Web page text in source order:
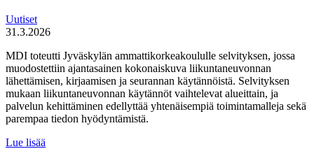
Uutiset
31.3.2026
MDI toteutti Jyväskylän ammattikorkeakoululle selvityksen, jossa
muodostettiin ajantasainen kokonaiskuva liikuntaneuvonnan
lähettämisen, kirjaamisen ja seurannan käytännöistä. Selvityksen
mukaan liikuntaneuvonnan käytännöt vaihtelevat alueittain, ja
palvelun kehittäminen edellyttää yhtenäisempiä toimintamalleja sekä
parempaa tiedon hyödyntämistä.
Lue lisää